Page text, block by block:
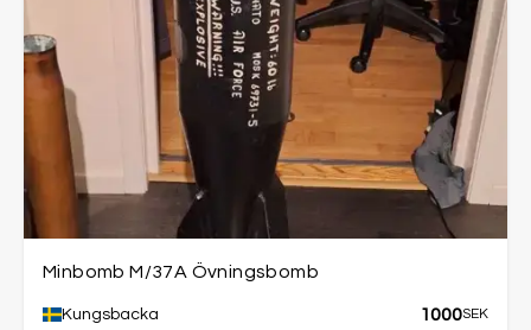
Minbomb M/37A Övningsbomb
Kungsbacka 1000SEK